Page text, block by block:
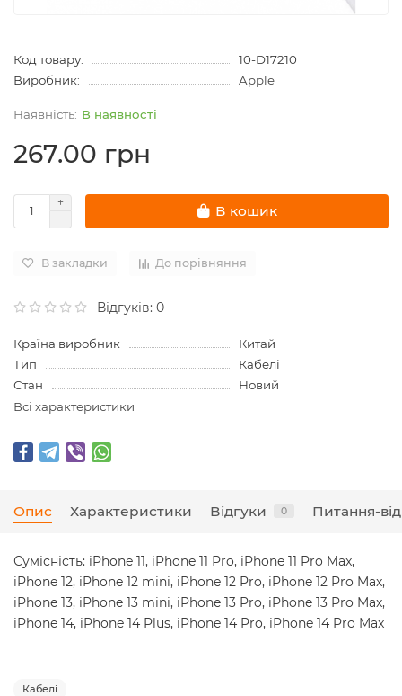
Код товару:
10-D17210
Виробник:
Apple
В наявності
267.00 грн
В кошик
В закладки До порівняння
Відгуків: 0
Країна виробник
Китай
Тип
Кабелі
Стан
Новий
Всі характеристики
Опис Характеристики Відгуки 0 Питання-
Сумісність: iPhone 11, iPhone 11 Pro, iPhone 11 Pro Max,
iPhone 12, iPhone 12 mini, iPhone 12 Pro, iPhone 12 Pro Max,
iPhone 13, iPhone 13 mini, iPhone 13 Pro, iPhone 13 Pro Max,
iPhone 14, iPhone 14 Plus, iPhone 14 Pro, iPhone 14 Pro Max
Кабелі